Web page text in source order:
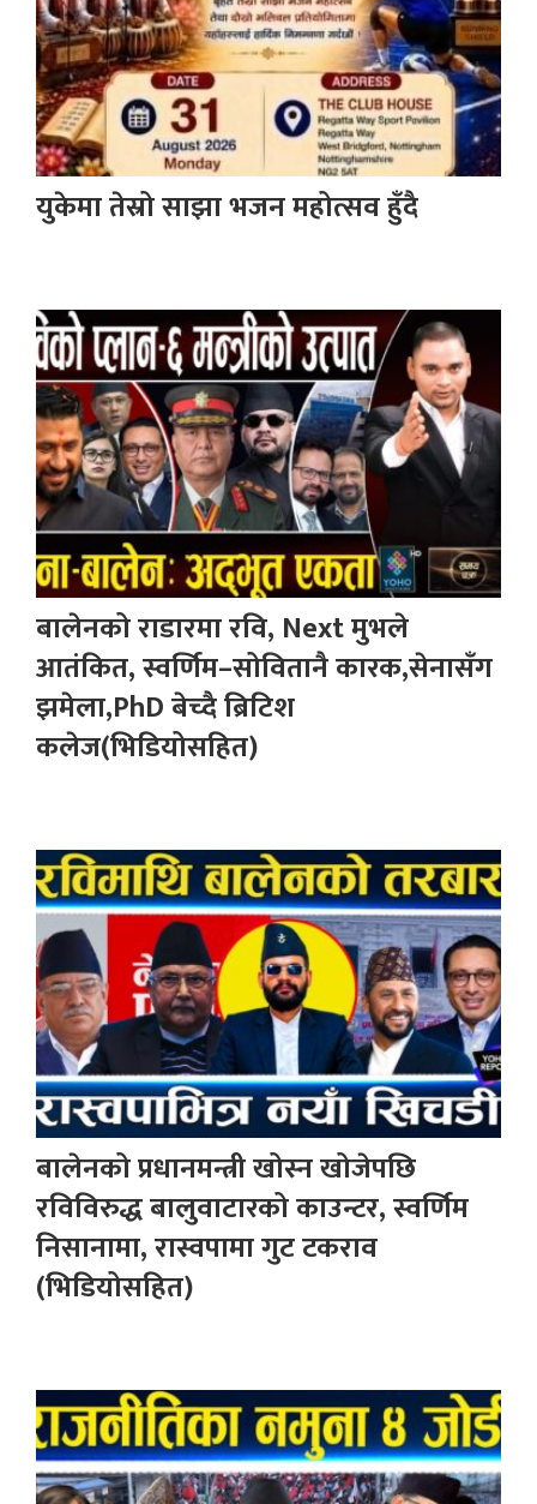
युकेमा तेस्रो साझा भजन महोत्सव हुँदै
बालेनको राडारमा रवि, Next मुभले
आतंकित, स्वर्णिम–सोवितानै कारक,सेनासँग
झमेला,PhD बेच्दै ब्रिटिश
कलेज(भिडियोसहित)
बालेनको प्रधानमन्त्री खोस्न खोजेपछि
रविविरुद्ध बालुवाटारको काउन्टर, स्वर्णिम
निसानामा, रास्वपामा गुट टकराव
(भिडियोसहित)